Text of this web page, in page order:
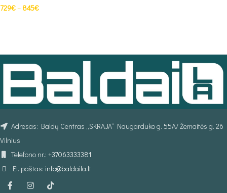
729€– 845€
Adresas: Baldų Centras „SKRAJA“ Naugarduko g. 55A/ Žemaitės g. 26
Vilnius
Telefono nr.: +37063333381
El. paštas: info@baldaila.lt